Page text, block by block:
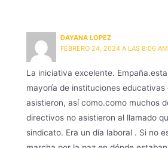
DAYANA LOPEZ
FEBRERO 24, 2024 A LAS 8:06 AM
La iniciativa excelente.
mayoría de instituciones educativas
asistieron, así como.como muchos
directivos no asistieron al llamado
sindicato. Era un día laboral . Si no